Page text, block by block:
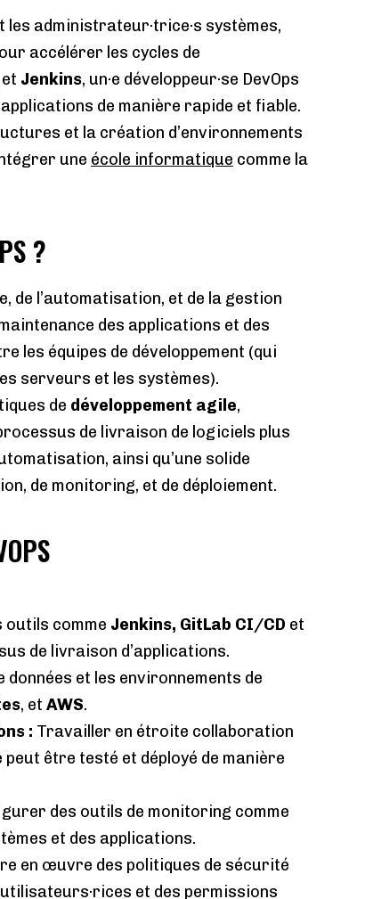
les administrateur·trice·s systèmes,
accélérer les cycles de
et Jenkins, un·e développeur·se DevOps
de manière rapide et fiable.
et la création d’environnements
une école informatique comme la
?
de l’automatisation, et de la gestion
des applications et des
les équipes de développement (qui
serveurs et les systèmes).
de développement agile,
de livraison de logiciels plus
ainsi qu’une solide
de monitoring, et de déploiement.
outils comme Jenkins, GitLab CI/CD et
de livraison d’applications.
et les environnements de
, et AWS.
: Travailler en étroite collaboration
être testé et déployé de manière
des outils de monitoring comme
et des applications.
en œuvre des politiques de sécurité
et des permissions